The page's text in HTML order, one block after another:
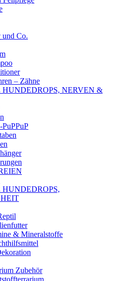
und Co.
– Zähne
NERVEN &
PuPPuP
& Mineralstoffe
Zubehör